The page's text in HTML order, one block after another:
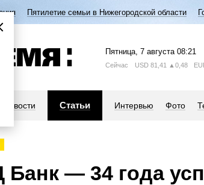
Пятилетие семьи в Нижегородской области
Пятница, 7 августа 08:21
Сейчас USD 81,41 ▲0,48
Новости Статьи Интервью Фото
Банк — 34 года